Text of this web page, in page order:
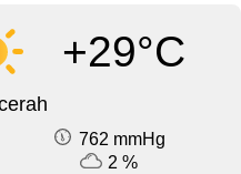
+29°C
762 mmHg
2 %